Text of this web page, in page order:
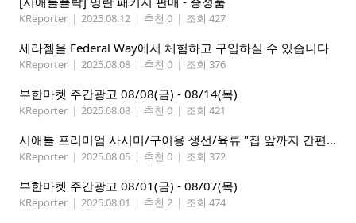
KReporter | 2025.08.12 | 추천 0 | 조회 427
세라젬을 Federal Way에서 체험하고 구입하실 수 있습니다
KReporter | 2025.08.08 | 추천 0 | 조회 376
부한마켓 주간광고 08/08(금) - 08/14(목)
KReporter | 2025.08.08 | 추천 0 | 조회 421
시애틀 프리미엄 사시미/구이용 생선/육류 "집 앞까지 간편하게" – 영오션닷컴
KReporter | 2025.08.05 | 추천 0 | 조회 372
부한마켓 주간광고 08/01(금) - 08/07(목)
KReporter | 2025.08.01 | 추천 2 | 조회 474